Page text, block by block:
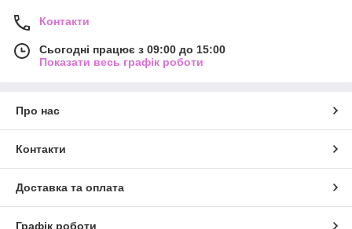
Контакти
Сьогодні працює з 09:00 до 15:00
Показати весь графік роботи
Про нас
Контакти
Доставка та оплата
Графік роботи